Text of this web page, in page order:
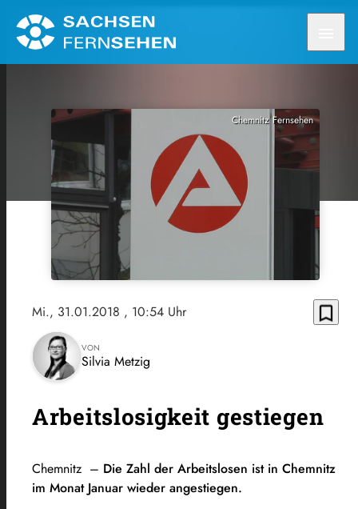
Chemnitz Fernsehen
Mi., 31.01.2018 , 10:54 Uhr bookmark_border
VON
Silvia Metzig
Arbeitslosigkeit gestiegen
Chemnitz – Die Zahl der Arbeitslosen ist in Chemnitz
im Monat Januar wieder angestiegen.